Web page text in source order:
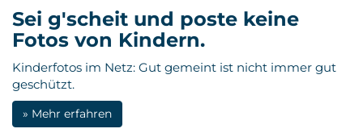
Sei g'scheit und poste keine
Fotos von Kindern.
Kinderfotos im Netz: Gut gemeint ist nicht immer gut
geschützt.
» Mehr erfahren